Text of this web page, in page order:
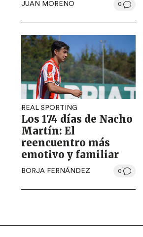
JUAN MORENO 0
REAL SPORTING
Los 174 días de Nacho
Martín: El
reencuentro más
emotivo y familiar
BORJA FERNÁNDEZ 0